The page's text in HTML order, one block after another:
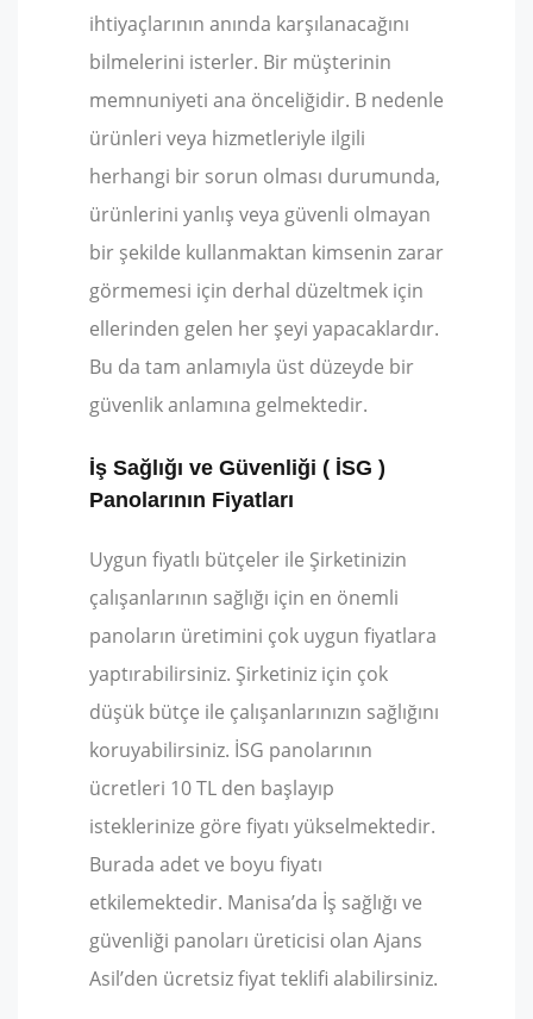
ihtiyaçlarının anında karşılanacağını
bilmelerini isterler. Bir müşterinin
memnuniyeti ana önceliğidir. B nedenle
ürünleri veya hizmetleriyle ilgili
herhangi bir sorun olması durumunda,
ürünlerini yanlış veya güvenli olmayan
bir şekilde kullanmaktan kimsenin zarar
görmemesi için derhal düzeltmek için
ellerinden gelen her şeyi yapacaklardır.
Bu da tam anlamıyla üst düzeyde bir
güvenlik anlamına gelmektedir.
İş Sağlığı ve Güvenliği ( İSG )
Panolarının Fiyatları
Uygun fiyatlı bütçeler ile Şirketinizin
çalışanlarının sağlığı için en önemli
panoların üretimini çok uygun fiyatlara
yaptırabilirsiniz. Şirketiniz için çok
düşük bütçe ile çalışanlarınızın sağlığını
koruyabilirsiniz. İSG panolarının
ücretleri 10 TL den başlayıp
isteklerinize göre fiyatı yükselmektedir.
Burada adet ve boyu fiyatı
etkilemektedir. Manisa’da İş sağlığı ve
güvenliği panoları üreticisi olan Ajans
Asil’den ücretsiz fiyat teklifi alabilirsiniz.